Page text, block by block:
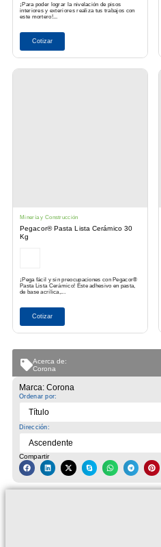
Marca: Corona
Ordenar por:
Dirección:
Compartir
Acerca de:
Corona
¡Para poder lograr la nivelación de pisos
interiores y exteriores realiza tus trabajos con
este mortero!...
Cotizar
Minería y Construcción
Pegacor® Pasta Lista Cerámico 30
Kg
¡Pega fácil y sin preocupaciones con Pegacor®
Pasta Lista Cerámico! Este adhesivo en pasta,
de base acrílica,...
Cotizar